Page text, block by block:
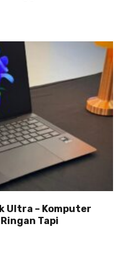
Ultra – Komputer
Tapi